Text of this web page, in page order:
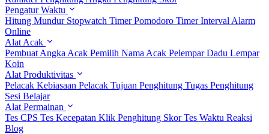
Pengatur Waktu
Hitung Mundur Stopwatch Timer Pomodoro Timer Interval Alarm
Online
Alat Acak
Pembuat Angka Acak Pemilih Nama Acak Pelempar Dadu Lempar
Koin
Alat Produktivitas
Pelacak Kebiasaan Pelacak Tujuan Penghitung Tugas Penghitung
Sesi Belajar
Alat Permainan
Tes CPS Tes Kecepatan Klik Penghitung SkorTes Waktu Reaksi
Blog